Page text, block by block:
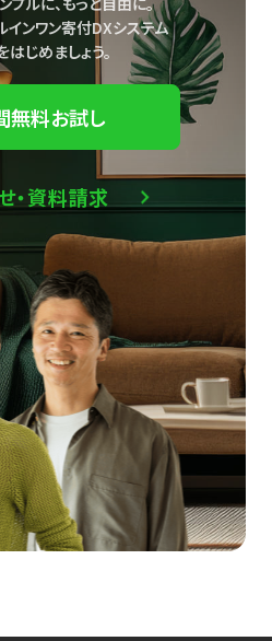
ンワン寄付DXシステム
じめましょう。
無料お試し
・資料請求